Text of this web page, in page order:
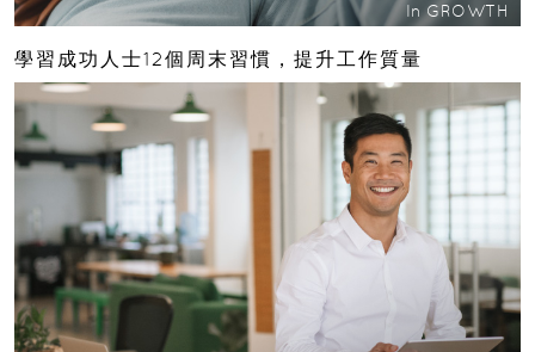
In GROWTH
學習成功人士12個周末習慣，提升工作質量